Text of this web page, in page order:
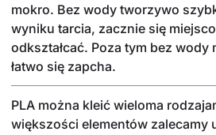
mokro. Bez wody tworzywo
wyniku tarcia, zacznie się
odkształcać. Poza tym bez wody
łatwo się zapcha.
PLA można kleić wieloma
większości elementów zalecamy